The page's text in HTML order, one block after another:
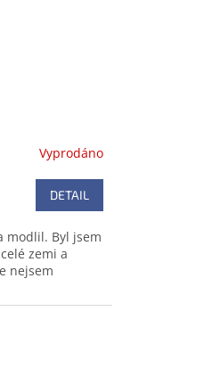
Vyprodáno
DETAIL
modlil. Byl jsem
zemi a
nejsem